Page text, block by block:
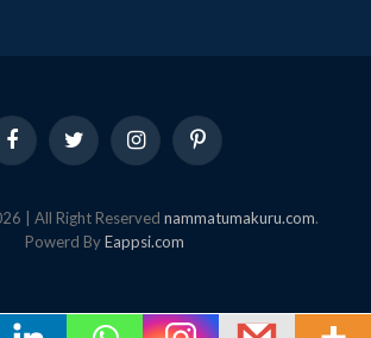
FacebookTwitter InstagramPinterest
| All Right Reserved nammatumakuru.com.
Powerd ByEappsi.com